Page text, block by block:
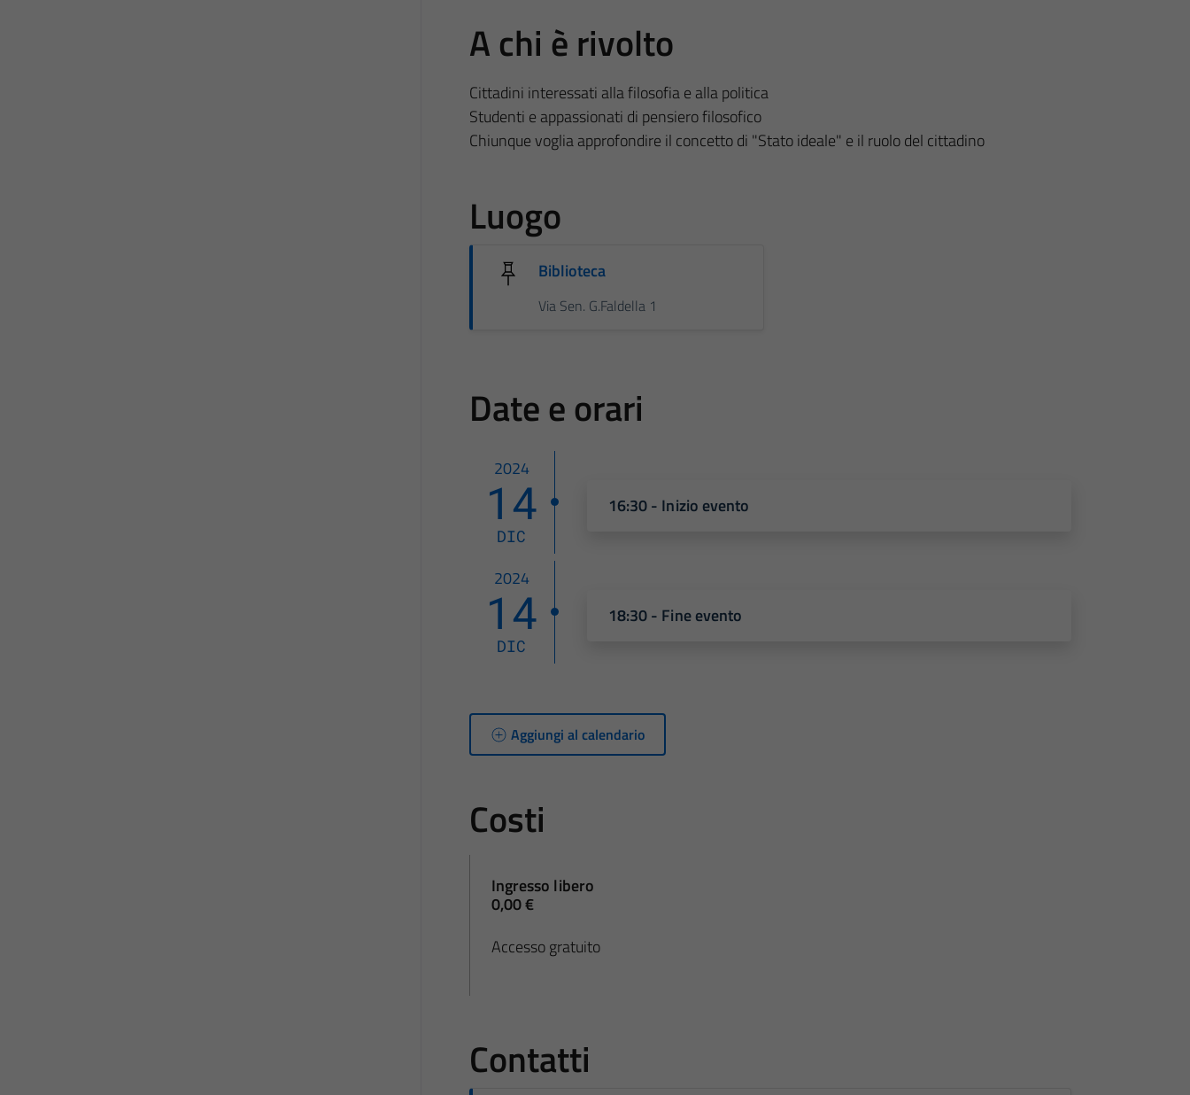
A chi è rivolto
Cittadini interessati alla filosofia e alla politica
Studenti e appassionati di pensiero filosofico
Chiunque voglia approfondire il concetto di "Stato ideale" e il ruolo del cittadino
Luogo
Biblioteca
Via Sen. G.Faldella 1
Date e orari
2024
14
DIC
16:30 - Inizio evento
2024
14
DIC
18:30 - Fine evento
Aggiungi al calendario
Costi
Ingresso libero
0,00 €
Accesso gratuito
Contatti